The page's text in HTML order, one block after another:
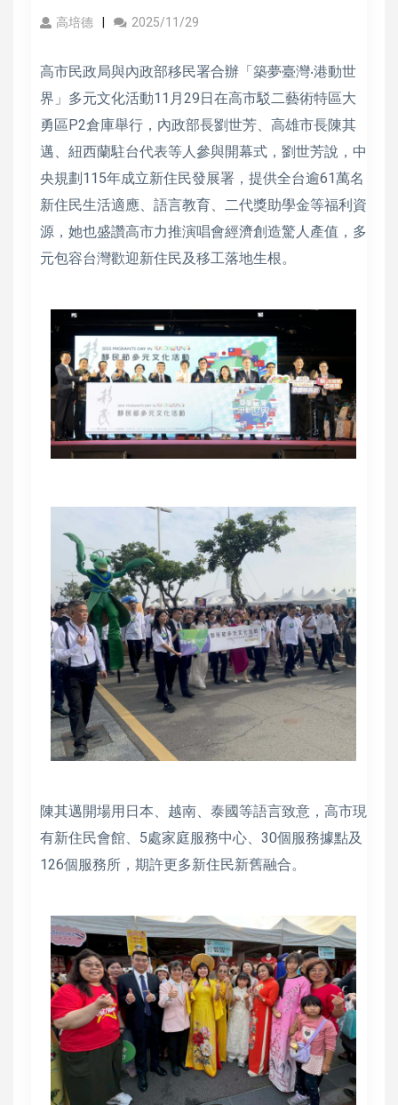
高培德 2025/11/29
高市民政局與內政部移民署合辦「築夢臺灣‧港動世
界」多元文化活動11月29日在高市駁二藝術特區大
勇區P2倉庫舉行，內政部長劉世芳、高雄市長陳其
邁、紐西蘭駐台代表等人參與開幕式，劉世芳說，中
央規劃115年成立新住民發展署，提供全台逾61萬名
新住民生活適應、語言教育、二代獎助學金等福利資
源，她也盛讚高市力推演唱會經濟創造驚人產值，多
元包容台灣歡迎新住民及移工落地生根。
陳其邁開場用日本、越南、泰國等語言致意，高市現
有新住民會館、5處家庭服務中心、30個服務據點及
126個服務所，期許更多新住民新舊融合。